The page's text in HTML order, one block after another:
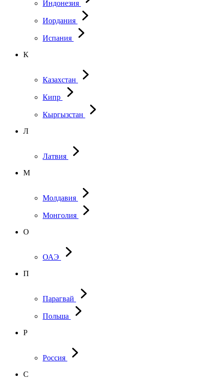
Индонезия
Иордания
Испания
К
Казахстан
Кипр
Кыргызстан
Л
Латвия
М
Молдавия
Монголия
О
ОАЭ
П
Парагвай
Польша
Р
Россия
С